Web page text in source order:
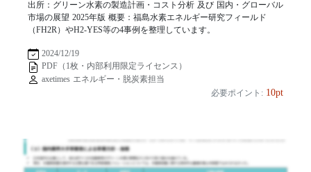
出所：グリーン水素の製造計画・コスト分析 及び 国内・グローバル
市場の展望 2025年版 概要：福島水素エネルギー研究フィールド
（FH2R）やH2-YES等の4事例を整理しています。
2024/12/19
PDF（1枚・内部利用限定ライセンス）
axetimes エネルギー・脱炭素担当
必要ポイント: 10pt